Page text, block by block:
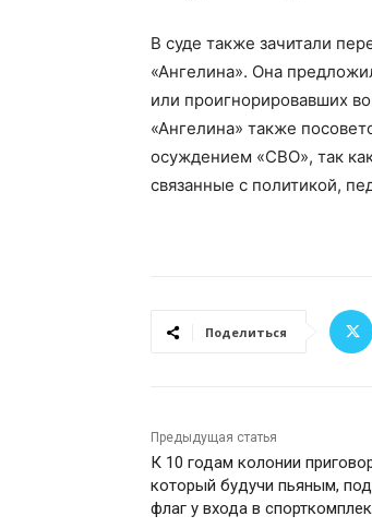
В суде также зачитали
«Ангелина». Она
или проигнорировавших
«Ангелина» также
осуждением «СВО», так
связанные с политикой,
Поделиться
Предыдущая статья
К 10 годам колонии
который будучи пьяным,
флаг у входа в